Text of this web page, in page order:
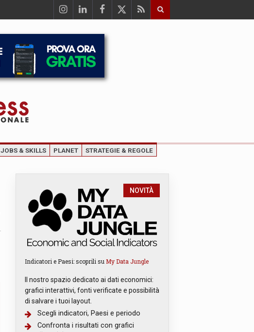
JOBS & SKILLS PLANET STRATEGIE & REGOLE
NOVITÀ
Indicatori e Paesi: scoprili su My Data Jungle
Il nostro spazio dedicato ai dati economici:
grafici interattivi, fonti verificate e possibilità
di salvare i tuoi layout.
Scegli indicatori, Paesi e periodo
Confronta i risultati con grafici